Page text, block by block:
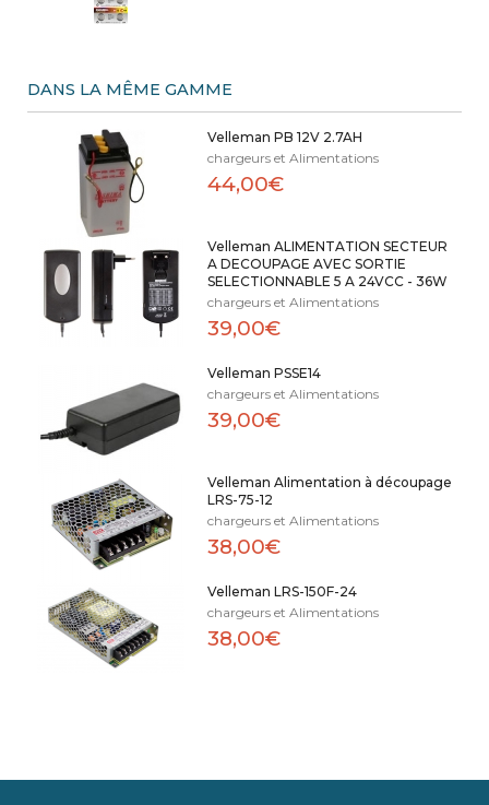
DANS LA MÊME GAMME
Velleman PB 12V 2.7AH
chargeurs et Alimentations
44,00€
Velleman ALIMENTATION SECTEUR
A DECOUPAGE AVEC SORTIE
SELECTIONNABLE 5 A 24VCC - 36W
chargeurs et Alimentations
39,00€
Velleman PSSE14
chargeurs et Alimentations
39,00€
Velleman Alimentation à découpage
LRS-75-12
chargeurs et Alimentations
38,00€
Velleman LRS-150F-24
chargeurs et Alimentations
38,00€